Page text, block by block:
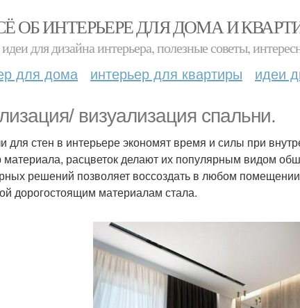
ОБ ИНТЕРЬЕРЕ ДЛЯ ДОМА И
для дизайна интерьера, полезные советы,
для дома интерьер для квартиры идеи
визуализация спальни.
для стен в интерьере экономят время и силы при
расцветок делают их популярным видом
решений позволяет воссоздать в любом
дорогостоящим материалам стала.